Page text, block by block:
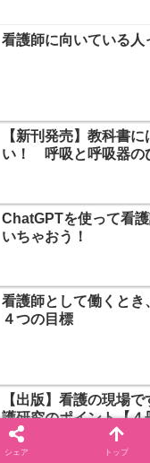
看護師に向いている人
【新刊発売】教科書
い！ 呼吸と呼吸器の
ChatGPTを使って看
いちゃおう！
看護師として働くとき
４つの目標
【出版】看護の現場で
護研究のポイント【４
シェア トップ